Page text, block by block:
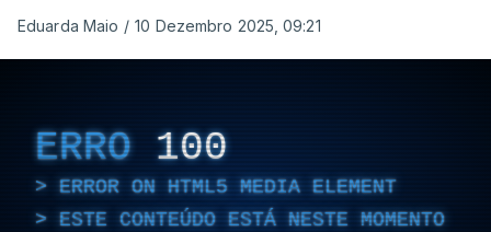
Eduarda Maio / 10 Dezembro 2025, 09:21
ERRO 100
ERROR ON HTML5 MEDIA ELEMENT
ESTE CONTEÚDO ESTÁ NESTE MOMENTO